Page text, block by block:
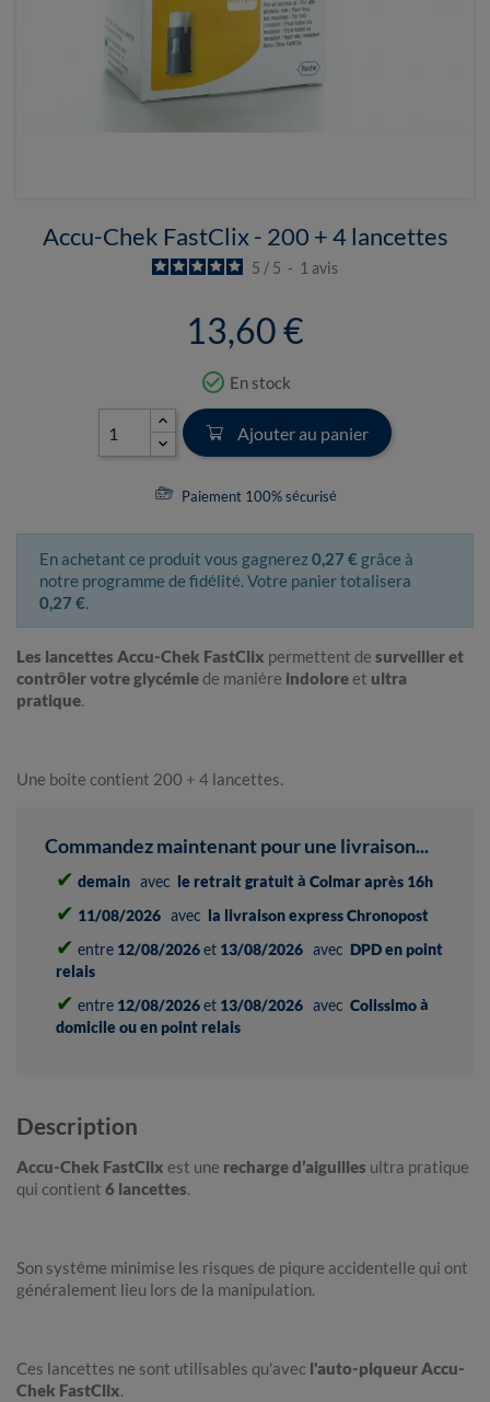
Accu-Chek FastClix - 200 + 4 lancettes
5 / 5 - 1 avis
13,60 €
check_circle_outline En stock
Ajouter au panier
Paiement 100% sécurisé
En achetant ce produit vous gagnerez0,27 € grâce à
notre programme de fidélité. Votre panier totalisera
0,27 €.
Les lancettes Accu-Chek FastClix permettent de surveiller et
contrôler votre glycémiede manière indoloreet ultra
pratique.
Une boite contient 200 + 4 lancettes.
Commandez maintenant pour une livraison...
✔ demain avec le retrait gratuit à Colmar après 16h
✔ 11/08/2026 avec la livraison express Chronopost
✔ entre 12/08/2026et 13/08/2026 avec DPD en point
relais
✔ entre 12/08/2026et 13/08/2026 avec Colissimo à
domicile ou en point relais
Description
Accu-Chek FastClix est une recharge d’aiguilles ultra pratique
qui contient 6 lancettes.
Son système minimise les risques de piqure accidentelle qui ont
généralement lieu lors de la manipulation.
Ces lancettes ne sont utilisables qu'avec l'auto-piqueur Accu-
Chek FastClix.